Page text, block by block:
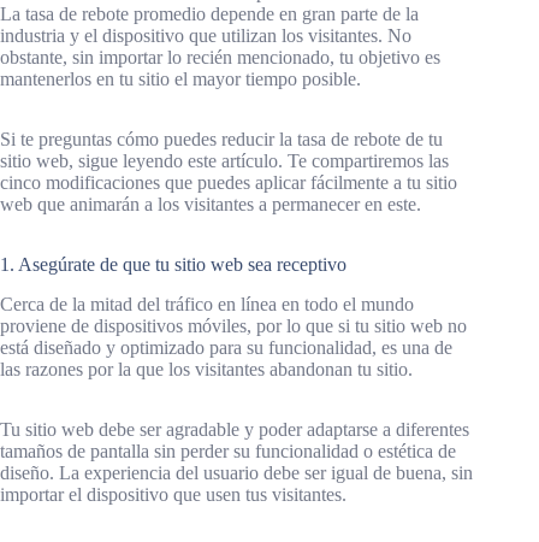
La tasa de rebote promedio depende en gran parte de la
industria y el dispositivo que utilizan los visitantes. No
obstante, sin importar lo recién mencionado, tu objetivo es
mantenerlos en tu sitio el mayor tiempo posible.
Si te preguntas cómo puedes reducir la tasa de rebote de tu
sitio web, sigue leyendo este artículo. Te compartiremos las
cinco modificaciones que puedes aplicar fácilmente a tu sitio
web que animarán a los visitantes a permanecer en este.
1. Asegúrate de que tu sitio web sea receptivo
Cerca de la mitad del tráfico en línea en todo el mundo
proviene de dispositivos móviles, por lo que si tu sitio web no
está diseñado y optimizado para su funcionalidad, es una de
las razones por la que los visitantes abandonan tu sitio.
Tu sitio web debe ser agradable y poder adaptarse a diferentes
tamaños de pantalla sin perder su funcionalidad o estética de
diseño. La experiencia del usuario debe ser igual de buena, sin
importar el dispositivo que usen tus visitantes.